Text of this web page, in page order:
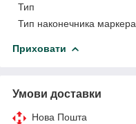
Тип
Тип наконечника маркера
Приховати
Умови доставки
Нова Пошта